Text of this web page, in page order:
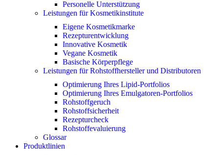
Personelle Unterstützung
Leistungen für Kosmetikinstitute
Eigene Kosmetikmarke
Rezepturentwicklung
Innovative Kosmetik
Vegane Kosmetik
Basische Körperpflege
Leistungen für Rohstoffhersteller und Distributoren
Optimierung Ihres Lipid-Portfolios
Optimierung Ihres Emulgatoren-Portfolios
Rohstoffgeruch
Rohstoffsicherheit
Rezepturcheck
Rohstoffevaluierung
Glossar
Produktlinien